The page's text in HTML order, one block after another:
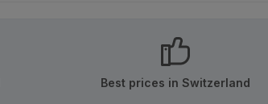
Best prices in Switzerland